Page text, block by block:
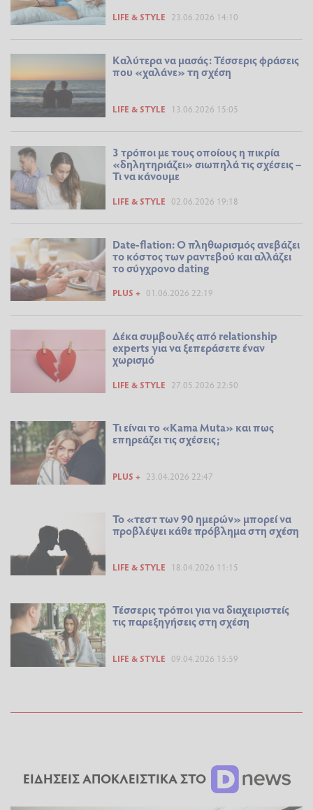
LIFE & STYLE 23.06.2026 14:10
Καλύτερα να μασάς: Τέσσερις φράσεις
που «χαλάνε» τη σχέση
LIFE & STYLE 13.06.2026 15:05
3 τρόποι με τους οποίους η πικρία
«δηλητηριάζει» σιωπηλά τις σχέσεις –
Τι να κάνουμε
LIFE & STYLE 02.06.2026 19:18
Date-flation: Ο πληθωρισμός ανεβάζει
το κόστος των ραντεβού και αλλάζει
το σύγχρονο dating
PLUS + 01.06.2026 22:19
Δέκα συμβουλές από relationship
experts για να ξεπεράσετε έναν
χωρισμό
LIFE & STYLE 27.05.2026 22:50
Τι είναι το «Kama Muta» και πως
επηρεάζει τις σχέσεις;
PLUS + 23.04.2026 22:47
Το «τεστ των 90 ημερών» μπορεί να
προβλέψει κάθε πρόβλημα στη σχέση
LIFE & STYLE 18.04.2026 11:15
Τέσσερις τρόποι για να διαχειριστείς
τις παρεξηγήσεις στη σχέση
LIFE & STYLE 09.04.2026 15:59
ΕΙΔΗΣΕΙΣ ΑΠΟΚΛΕΙΣΤΙΚΑ ΣΤΟ